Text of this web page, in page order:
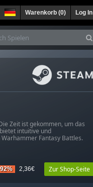
Warenkorb (0) Log In
Zeit ist gekommen, um das
intuitive und
Fantasy Battles.
2,36€ Zur Shop-Seite